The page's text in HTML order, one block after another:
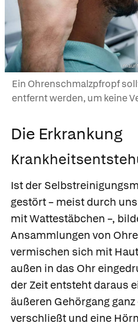
Ein Ohrenschmalzpfropf
entfernt werden, um keine
Die Erkrankung
Ist der
gestört – meist durch
mit Wattestäbchen –,
Ansammlungen von
vermischen sich mit
außen in das Ohr
der Zeit entsteht daraus
äußeren Gehörgang
verschließt und eine